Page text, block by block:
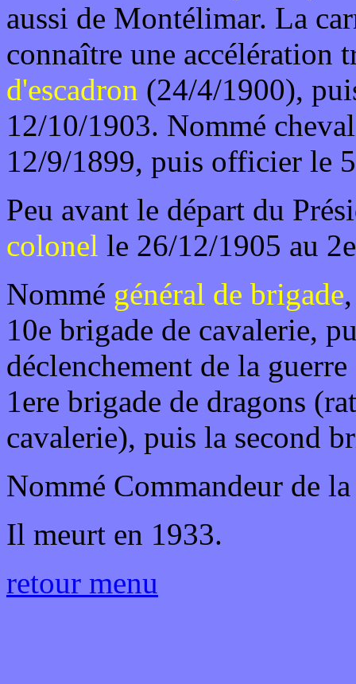
aussi de Montélimar. La
connaître une accélération
d'escadron (24/4/1900),
12/10/1903. Nommé
12/9/1899, puis officier le
Peu avant le départ du
colonel le 26/12/1905 au
Nommé général de brigade
10e brigade de cavalerie,
déclenchement de la
1ere brigade de dragons
cavalerie), puis la second
Nommé Commandeur de
Il meurt en 1933.
retour menu